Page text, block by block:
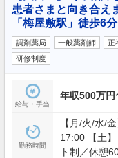
患者さまと向き合え
「梅屋敷駅」徒歩6
調剤薬局 一般薬剤師 正
研修制度
給与・手当
年収500万円
勤務時間
【月/火/水/
17:00 【土
ト制／休憩